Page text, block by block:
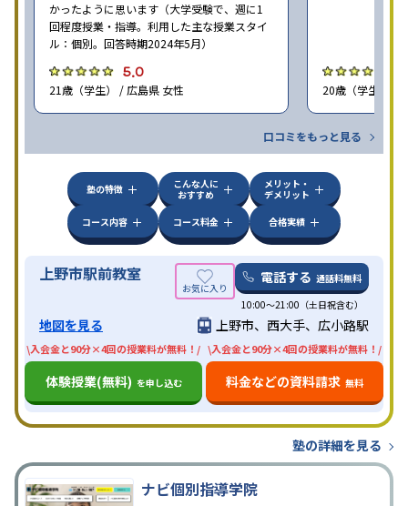
かったように思います（大学受験で、週に1
回程度授業・指導。利用した主な授業スタイ
ル：個別。回答時期2024年5月）
5.0
21歳（学生） / 広島県 女性 20歳（学生） /
口コミをもっと見る
塾の特徴
こんな人に
おすすめ
メリット・
デメリット
コース内容
コース料金 合格実績
上野市駅前教室 電話する 通話料無料
10:00〜21:00（土日祝含む）
地図を見る 上野市、西大手、広小路駅
\入会金と90分×4回の授業料が無料！/
体験授業(無料) を申し込む
\入会金と90分×4回の授業料が無料！/
料金などの資料請求 無料
塾の詳細を見る
ナビ個別指導学院